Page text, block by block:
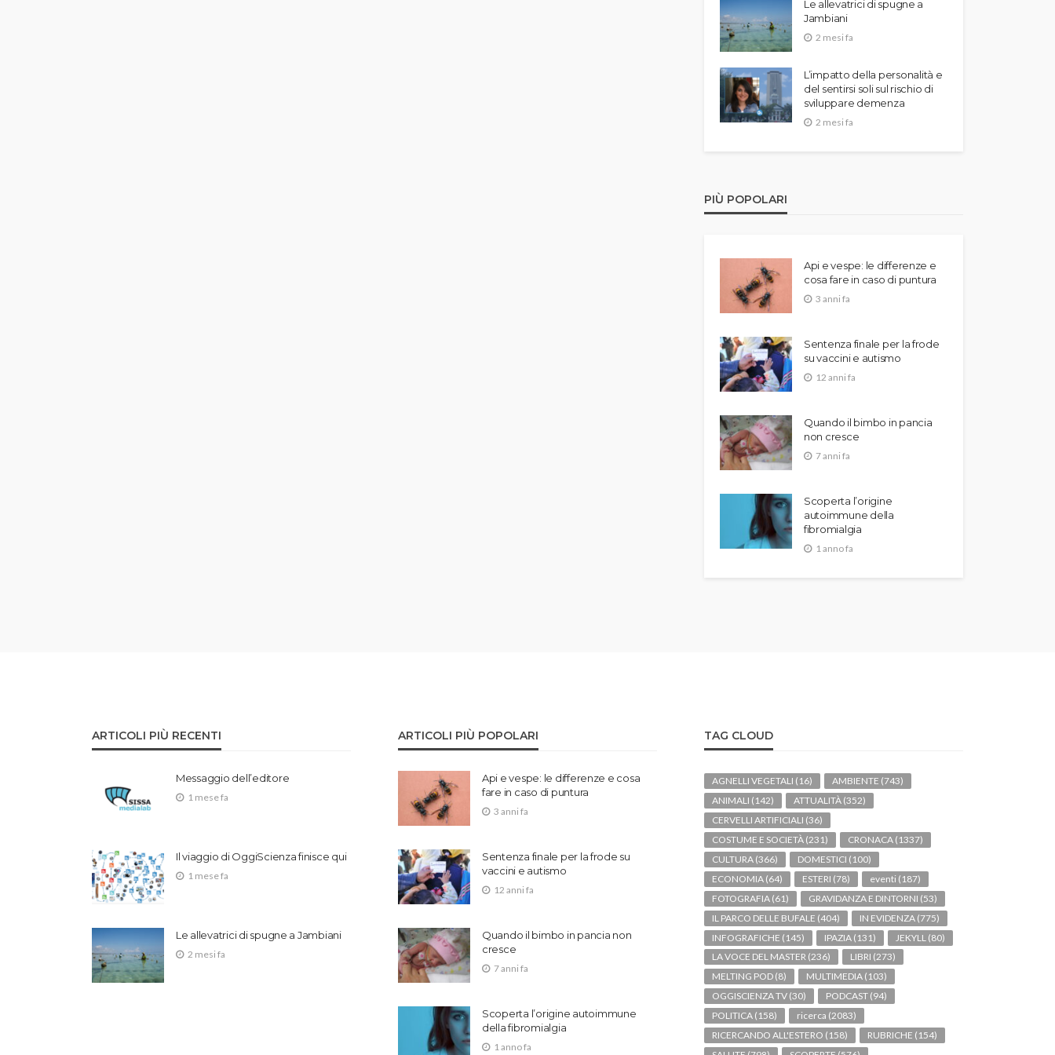
Le allevatrici di spugne a
Jambiani
2 mesi fa
L’impatto della personalità e
del sentirsi soli sul rischio di
sviluppare demenza
2 mesi fa
PIÙ POPOLARI
Api e vespe: le differenze e
cosa fare in caso di puntura
3 anni fa
Sentenza finale per la frode
su vaccini e autismo
12 anni fa
Quando il bimbo in pancia
non cresce
7 anni fa
Scoperta l’origine
autoimmune della
fibromialgia
1 anno fa
ARTICOLI PIÙ RECENTI
Messaggio dell’editore
1 mese fa
Il viaggio di OggiScienza finisce qui
1 mese fa
Le allevatrici di spugne a Jambiani
2 mesi fa
ARTICOLI PIÙ POPOLARI
Api e vespe: le differenze e cosa
fare in caso di puntura
3 anni fa
Sentenza finale per la frode su
vaccini e autismo
12 anni fa
Quando il bimbo in pancia non
cresce
7 anni fa
Scoperta l’origine autoimmune
della fibromialgia
1 anno fa
TAG CLOUD
AGNELLI VEGETALI (16) AMBIENTE (743)
ANIMALI (142) ATTUALITÀ (352)
CERVELLI ARTIFICIALI (36)
COSTUME E SOCIETÀ (231) CRONACA (1337)
CULTURA (366) DOMESTICI (100)
ECONOMIA (64) ESTERI (78) eventi (187)
FOTOGRAFIA (61) GRAVIDANZA E DINTORNI (53)
IL PARCO DELLE BUFALE (404) IN EVIDENZA (775)
INFOGRAFICHE (145) IPAZIA (131) JEKYLL (80)
LA VOCE DEL MASTER (236) LIBRI (273)
MELTING POD (8) MULTIMEDIA (103)
OGGISCIENZA TV (30) PODCAST (94)
POLITICA (158) ricerca (2083)
RICERCANDO ALL'ESTERO (158) RUBRICHE (154)